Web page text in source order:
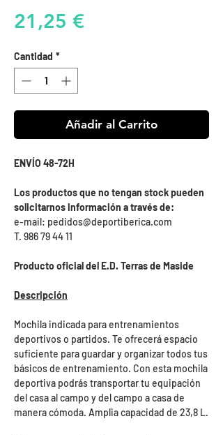
21,25 €Precio
Cantidad *
Añadir al Carrito
ENVÍO 48-72H
Los productos que no tengan stock pueden
solicitarnos información a través de:
e-mail: pedidos@deportiberica.com
T. 986 79 44 11
Producto oficial del E.D. Terras de Maside
Descripción
Mochila indicada para entrenamientos
deportivos o partidos. Te ofrecerá espacio
suficiente para guardar y organizar todos tus
básicos de entrenamiento. Con esta mochila
deportiva podrás transportar tu equipación
del casa al campo y del campo a casa de
manera cómoda. Amplia capacidad de 23,8 L.